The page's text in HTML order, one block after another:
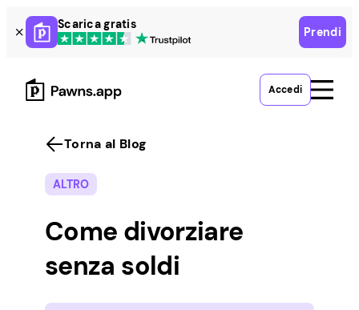
Skip
to
content
Scarica gratis
Prendi
Accedi
Torna al Blog
ALTRO
Come divorziare
senza soldi